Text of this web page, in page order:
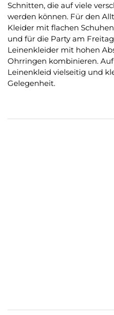
Schnitten, die auf viele
werden können. Für den
Kleider mit flachen
und für die Party am
Leinenkleider mit hohen
Ohrringen kombinieren. Auf
Leinenkleid vielseitig und
Gelegenheit.